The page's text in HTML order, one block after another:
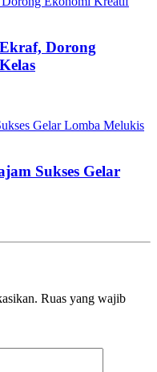
Dorong
Sukses Gelar
Ruas yang wajib